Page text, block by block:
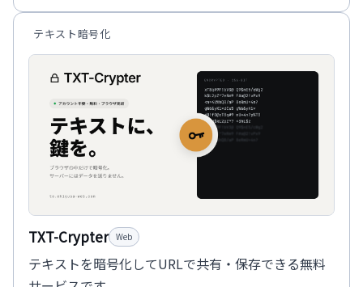
テキスト暗号化
TXT-Crypter Web
テキストを暗号化してURLで共有・保存できる無料